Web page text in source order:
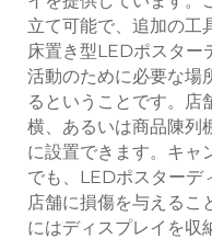
立て可能で、追加の工
床置き型LEDポスター
活動のために必要な場
るということです。店
横、あるいは商品陳列
に設置できます。キャ
でも、LEDポスターデ
店舗に損傷を与えるこ
にはディスプレイを収